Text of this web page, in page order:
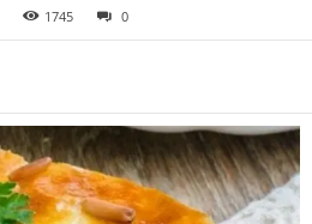
1745 0